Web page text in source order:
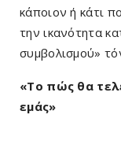
κάποιον ή κάτι
την ικανότητα
συμβολισμού»
«Το πώς θα
εμάς»